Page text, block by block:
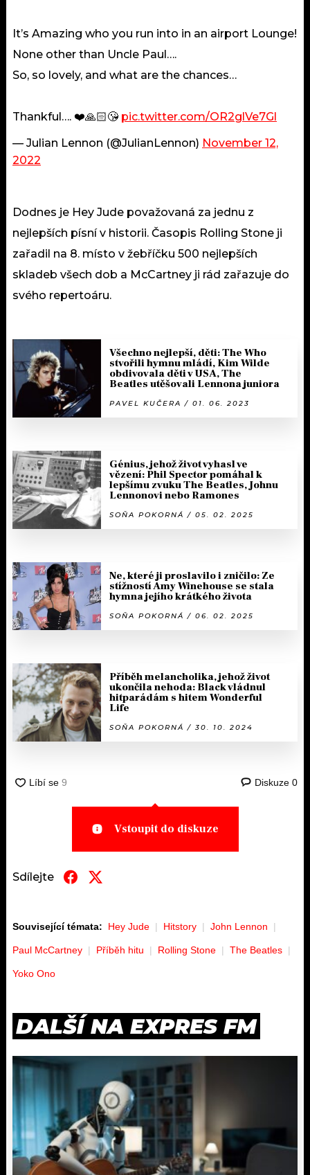
It’s Amazing who you run into in an airport Lounge!
None other than Uncle Paul….
So, so lovely, and what are the chances…
Thankful…. ❤️🙏🏻😘 pic.twitter.com/OR2glVe7Gl
— Julian Lennon (@JulianLennon) November 12,
2022
Dodnes je Hey Jude považovaná za jednu z
nejlepších písní v historii. Časopis Rolling Stone ji
zařadil na 8. místo v žebříčku 500 nejlepších
skladeb všech dob a McCartney ji rád zařazuje do
svého repertoáru.
Všechno nejlepší, děti: The Who
stvořili hymnu mládí, Kim Wilde
obdivovala děti v USA, The
Beatles utěšovali Lennona juniora
PAVEL KUČERA / 01. 06. 2023
Génius, jehož život vyhasl ve
vězení: Phil Spector pomáhal k
lepšímu zvuku The Beatles, Johnu
Lennonovi nebo Ramones
SOŇA POKORNÁ / 05. 02. 2025
Ne, které ji proslavilo i zničilo: Ze
stížností Amy Winehouse se stala
hymna jejího krátkého života
SOŇA POKORNÁ / 06. 02. 2025
Příběh melancholika, jehož život
ukončila nehoda: Black vládnul
hitparádám s hitem Wonderful
Life
SOŇA POKORNÁ / 30. 10. 2024
Diskuze 0
Vstoupit do diskuze
Sdílejte
Související témata: Hey Jude Hitstory John Lennon
Paul McCartney Příběh hitu Rolling Stone The Beatles
Yoko Ono
DALŠÍ NA EXPRES FM